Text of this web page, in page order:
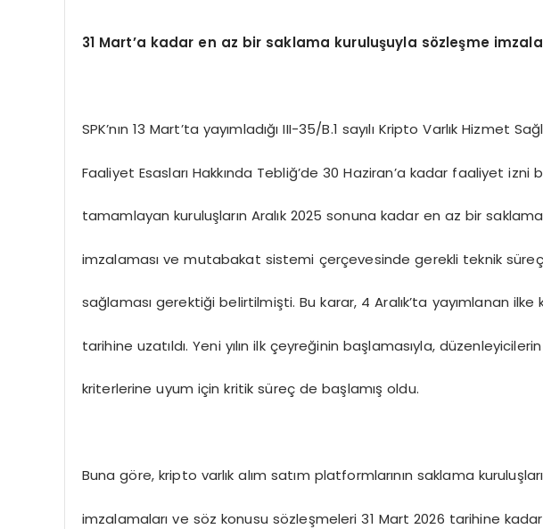
31 Mart’a kadar en az bir saklama kuruluşuyla sözleşme
SPK’nın 13 Mart’ta yayımladığı III-35/B.1 sayılı Kripto Varlık Hizmet
Faaliyet Esasları Hakkında Tebliğ’de 30 Haziran’a kadar faaliyet izni
tamamlayan kuruluşların Aralık 2025 sonuna kadar en az bir
imzalaması ve mutabakat sistemi çerçevesinde gerekli teknik
sağlaması gerektiği belirtilmişti. Bu karar, 4 Aralık’ta yayımlanan ilke
tarihine uzatıldı. Yeni yılın ilk çeyreğinin başlamasıyla,
kriterlerine uyum için kritik süreç de başlamış oldu.
Buna göre, kripto varlık alım satım platformlarının saklama
imzalamaları ve söz konusu sözleşmeleri 31 Mart 2026 tarihine